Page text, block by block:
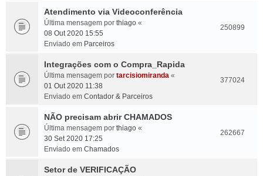
Atendimento via Videoconferência
Última mensagem por thiago «
08 Out 2020 15:55
Enviado em Parceiros
250899
Integrações com o Compra_Rapida
Última mensagem por tarcisiomiranda «
01 Out 2020 11:38
Enviado em Contador & Parceiros
377024
NÃO precisam abrir CHAMADOS
Última mensagem por thiago «
30 Set 2020 17:25
Enviado em Chamados
262667
Setor de VERIFICAÇÃO